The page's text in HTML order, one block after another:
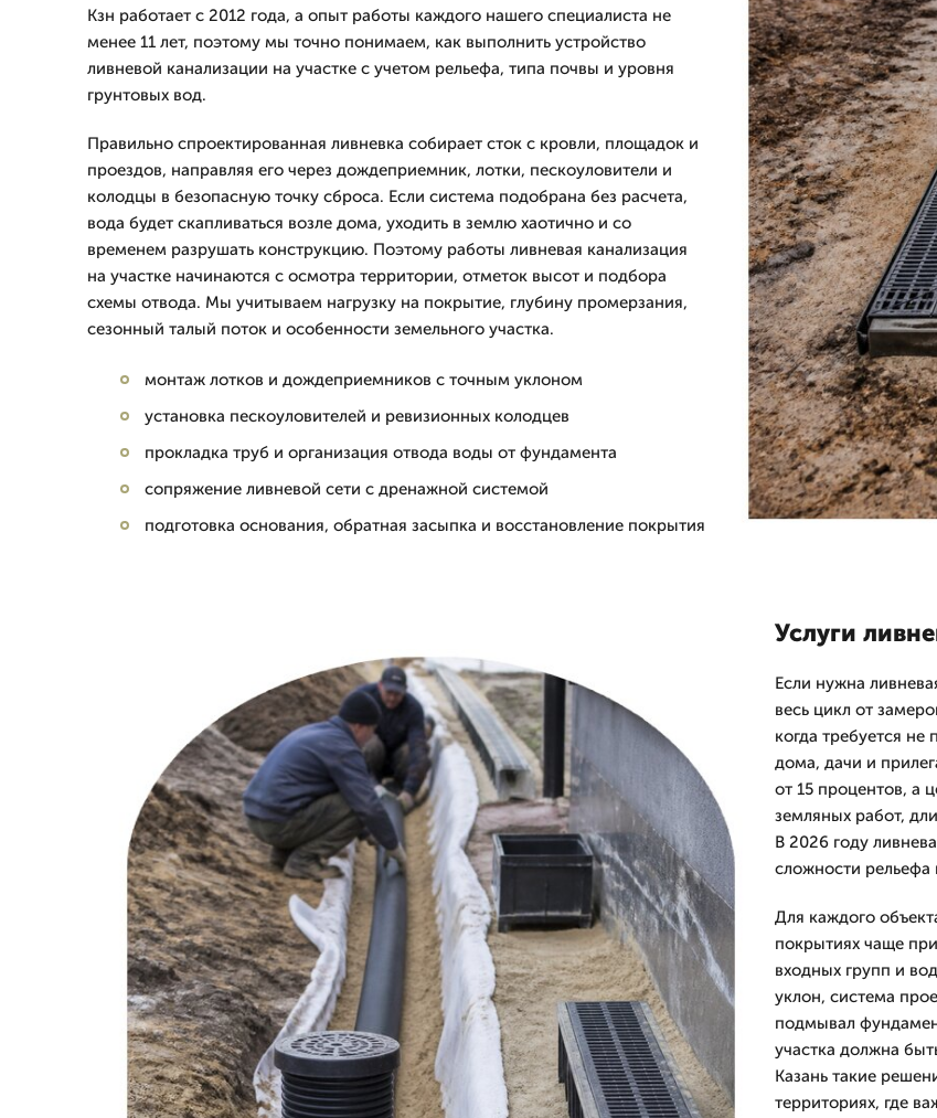
Кзн работает с 2012 года, а опыт работы каждого нашего специалиста не
менее 11 лет, поэтому мы точно понимаем, как выполнить устройство
ливневой канализации на участке с учетом рельефа, типа почвы и уровня
грунтовых вод.
Правильно спроектированная ливневка собирает сток с кровли, площадок и
проездов, направляя его через дождеприемник, лотки, пескоуловители и
колодцы в безопасную точку сброса. Если система подобрана без расчета,
вода будет скапливаться возле дома, уходить в землю хаотично и со
временем разрушать конструкцию. Поэтому работы ливневая канализация
на участке начинаются с осмотра территории, отметок высот и подбора
схемы отвода. Мы учитываем нагрузку на покрытие, глубину промерзания,
сезонный талый поток и особенности земельного участка.
монтаж лотков и дождеприемников с точным уклоном
установка пескоуловителей и ревизионных колодцев
прокладка труб и организация отвода воды от фундамента
сопряжение ливневой сети с дренажной системой
подготовка основания, обратная засыпка и восстановление покрытия
Услуги
Если нужна
весь цикл от
когда требуется
дома, дачи и
от 15 процентов, а
земляных работ,
В 2026 году
сложности
Для каждого
покрытиях чаще
входных групп и
уклон, система
подмывал
участка должна
Казань такие
территориях, где